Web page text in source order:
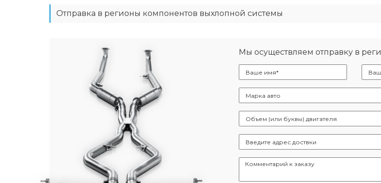
Отправка в регионы компонентов выхлопной системы
Мы осуществляем отправку в